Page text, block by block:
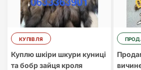
КУПІВЛЯ
Куплю шкіри шкури куниці
та бобр зайця кроля